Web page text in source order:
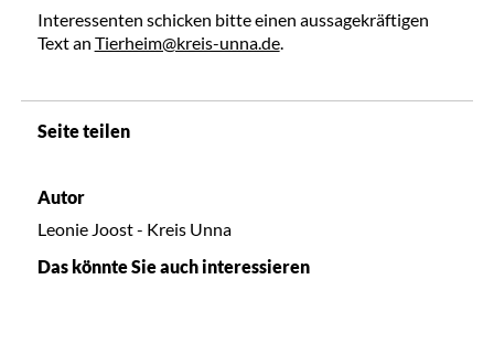
Interessenten schicken bitte einen aussagekräftigen
Text an Tierheim@kreis-unna.de.
Seite teilen
Autor
Leonie Joost - Kreis Unna
Das könnte Sie auch interessieren